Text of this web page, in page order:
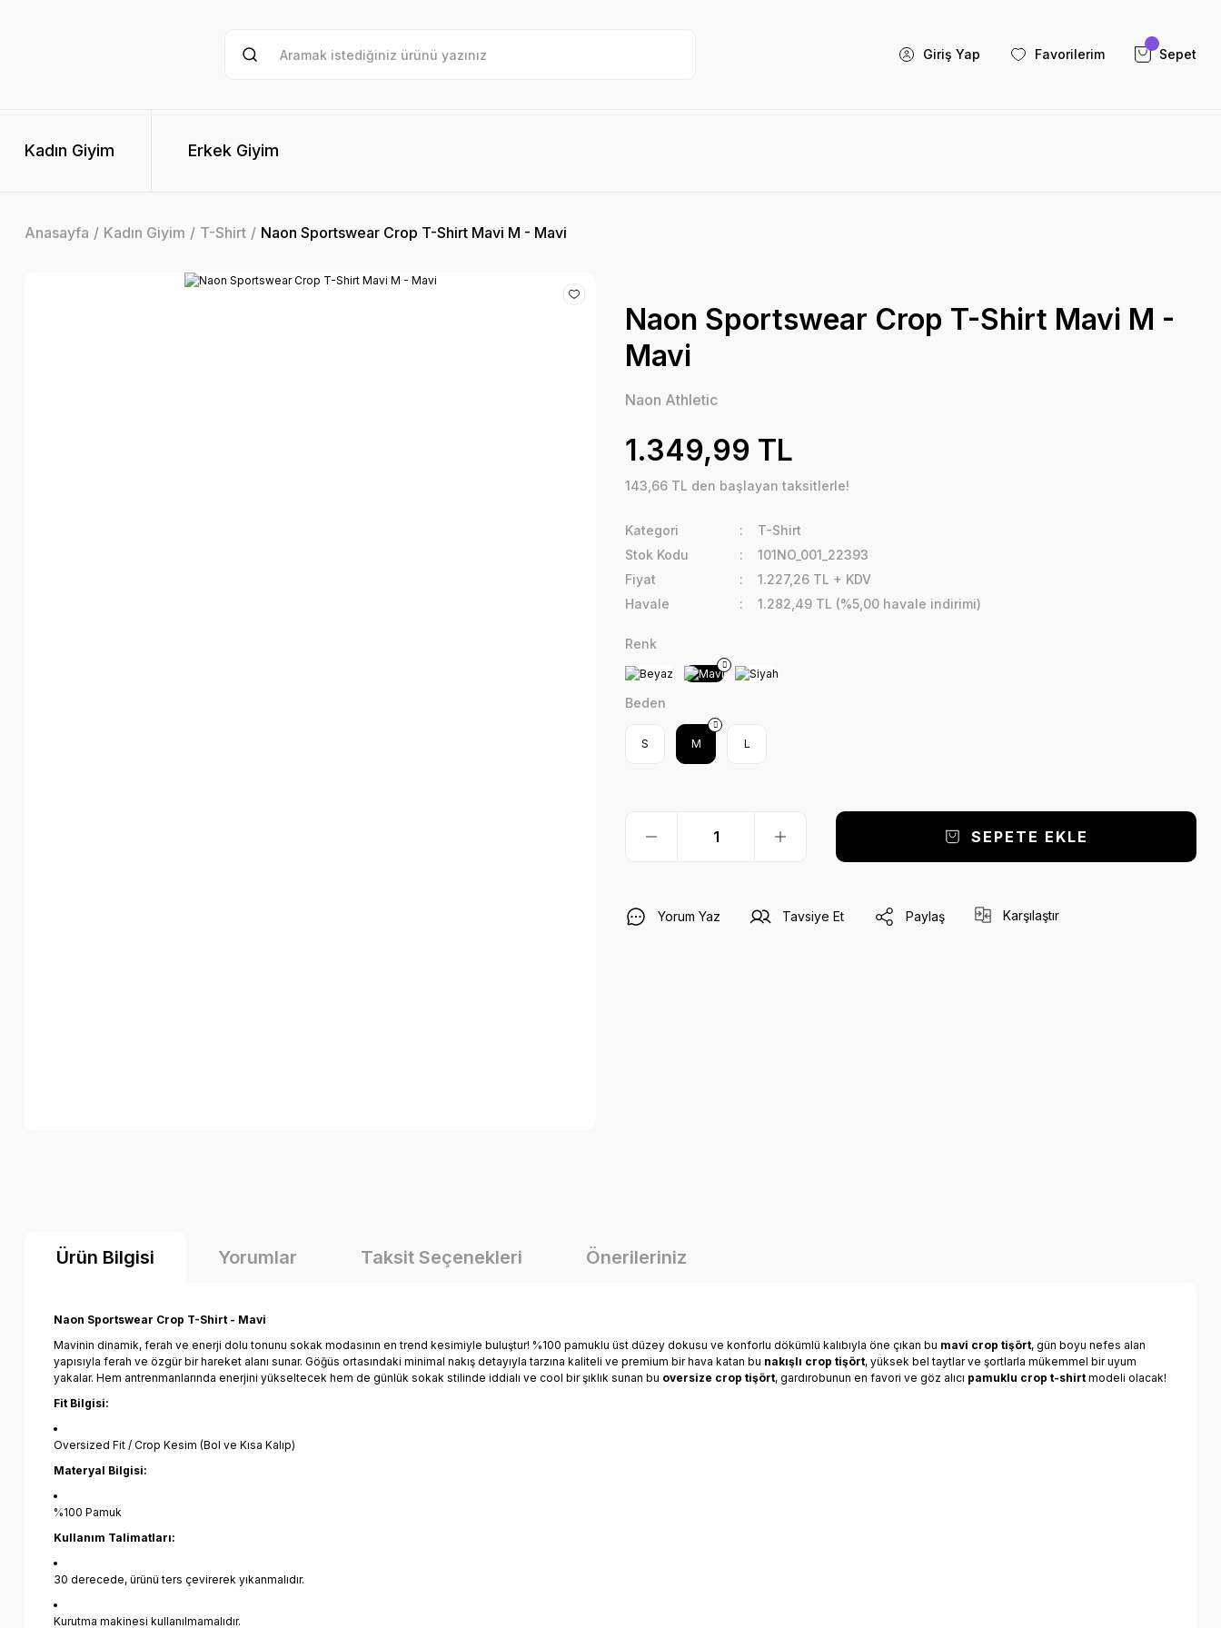
Giriş Yap Favorilerim Sepet
Kadın Giyim Erkek Giyim
Anasayfa Kadın Giyim T-Shirt Naon Sportswear Crop T-Shirt Mavi M - Mavi
Naon Sportswear Crop T-Shirt Mavi M -
Mavi
Naon Athletic
1.349,99 TL
143,66 TL den başlayan taksitlerle!
Kategori
T-Shirt
Stok Kodu
101NO_001_22393
Fiyat
1.227,26 TL + KDV
Havale
1.282,49 TL (%5,00 havale indirimi)
Renk
Beden
S M L
SEPETE EKLE
Yorum Yaz Tavsiye Et Paylaş Karşılaştır
Ürün Bilgisi Yorumlar Taksit Seçenekleri Önerileriniz
Naon Sportswear Crop T-Shirt - Mavi
Mavinin dinamik, ferah ve enerji dolu tonunu sokak modasının en trend kesimiyle buluştur! %100 pamuklu üst düzey dokusu ve konforlu dökümlü kalıbıyla öne çıkan bu mavi crop tişört, gün boyu nefes alan
yapısıyla ferah ve özgür bir hareket alanı sunar. Göğüs ortasındaki minimal nakış detayıyla tarzına kaliteli ve premium bir hava katan bu nakışlı crop tişört, yüksek bel taytlar ve şortlarla mükemmel bir uyum
yakalar. Hem antrenmanlarında enerjini yükseltecek hem de günlük sokak stilinde iddialı ve cool bir şıklık sunan bu oversize crop tişört, gardırobunun en favori ve göz alıcı pamuklu crop t-shirt modeli olacak!
Fit Bilgisi:
Oversized Fit / Crop Kesim (Bol ve Kısa Kalıp)
Materyal Bilgisi:
%100 Pamuk
Kullanım Talimatları:
30 derecede, ürünü ters çevirerek yıkanmalıdır.
Kurutma makinesi kullanılmamalıdır.